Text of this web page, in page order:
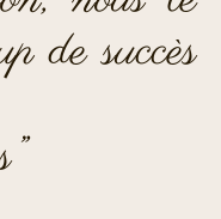
de succès